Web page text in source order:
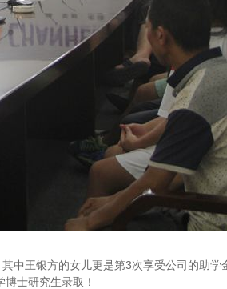
中王银方的女儿更是第3次享受公司的助学
士研究生录取！